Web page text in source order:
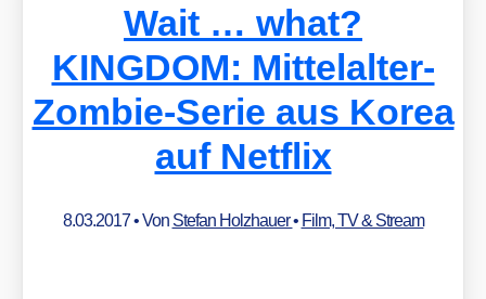
Wait … what?
KINGDOM: Mittelalter-
Zombie-Serie aus Korea
auf Netflix
8.03.2017• Von Stefan Holzhauer• Film, TV & Stream